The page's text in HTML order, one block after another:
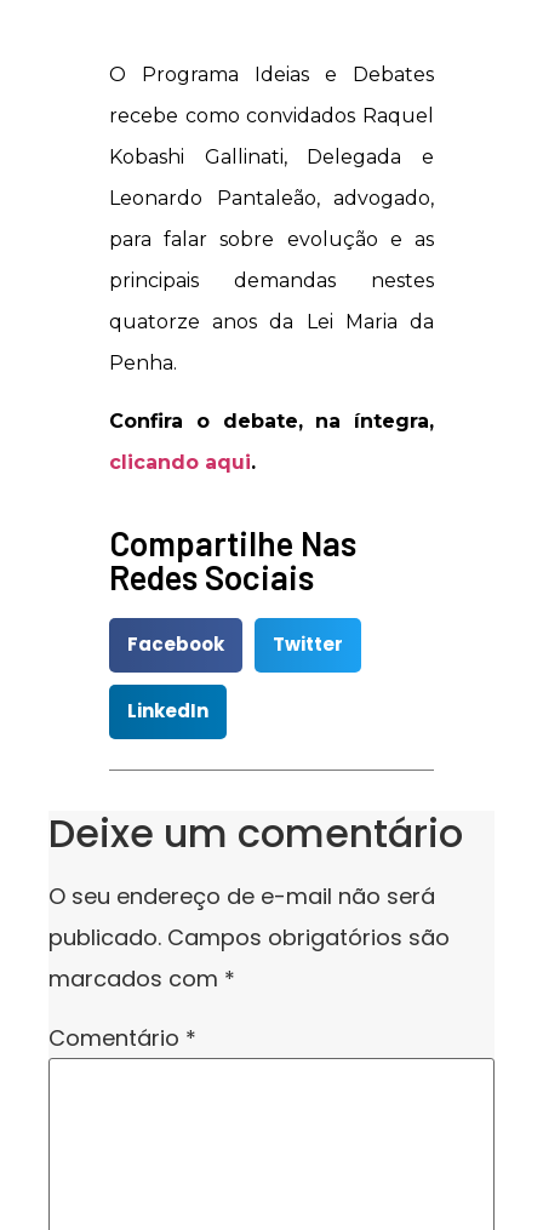
O Programa Ideias e Debates
recebe como convidados Raquel
Kobashi Gallinati, Delegada e
Leonardo Pantaleão, advogado,
para falar sobre evolução e as
principais demandas nestes
quatorze anos da Lei Maria da
Penha.
Confira o debate, na íntegra,
clicando aqui.
Compartilhe Nas
Redes Sociais
Facebook Twitter
LinkedIn
Deixe um comentário
O seu endereço de e-mail não será
publicado. Campos obrigatórios são
marcados com *
Comentário *